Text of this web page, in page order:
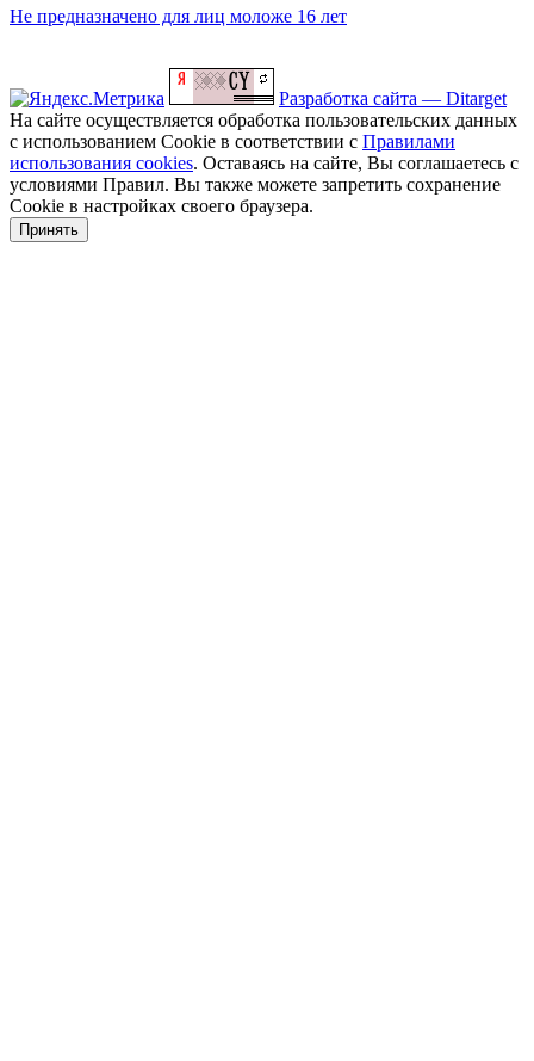
Не предназначено для лиц моложе 16 лет
Разработка сайта — Ditarget
На сайте осуществляется обработка пользовательских данных
с использованием Cookie в соответствии с Правилами
использования cookies. Оставаясь на сайте, Вы соглашаетесь с
условиями Правил. Вы также можете запретить сохранение
Cookie в настройках своего браузера.
Принять